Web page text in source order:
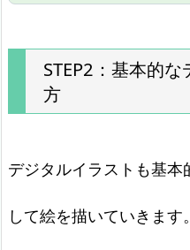
STEP2：基本的
方
デジタルイラストも基
して絵を描いていきま